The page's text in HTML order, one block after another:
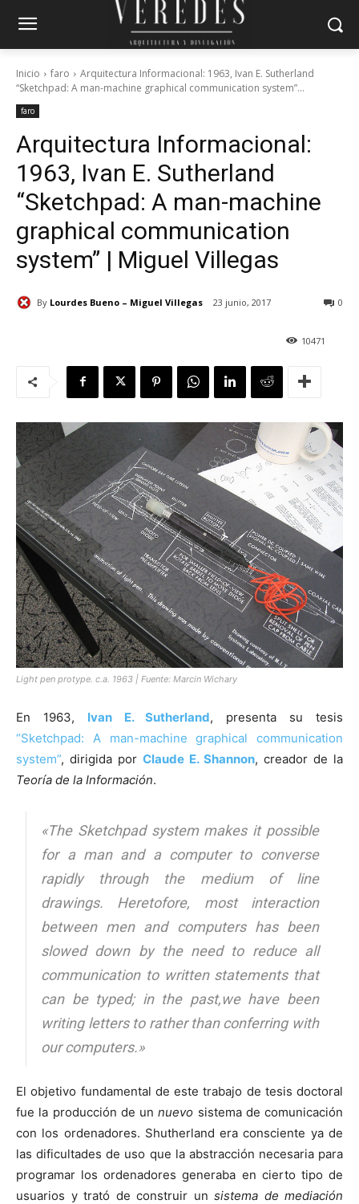
Inicio faro
Arquitectura Informacional: 1963, Ivan E. Sutherland
“Sketchpad: A man-machine graphical communication system”...
faro
Arquitectura Informacional:
1963, Ivan E. Sutherland
“Sketchpad: A man-machine
graphical communication
system” | Miguel Villegas
By Lourdes Bueno – Miguel Villegas 23 junio, 2017 0
10471
Light pen protype. c.a. 1963 | Fuente: Marcin Wichary
En 1963, Ivan E. Sutherland, presenta su tesis
“Sketchpad: A man-machine graphical communication
system”, dirigida por Claude E. Shannon, creador de la
Teoría de la Información.
«The Sketchpad system makes it possible
for a man and a computer to converse
rapidly through the medium of line
drawings. Heretofore, most interaction
between men and computers has been
slowed down by the need to reduce all
communication to written statements that
can be typed; in the past,we have been
writing letters to rather than conferring with
our computers.»
El objetivo fundamental de este trabajo de tesis doctoral
fue la producción de unnuevo sistema de comunicación
con los ordenadores. Shutherland era consciente ya de
las dificultades de uso que la abstracción necesaria para
programar los ordenadores generaba en cierto tipo de
usuarios y trató de construir un sistema de mediación